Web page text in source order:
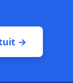
→